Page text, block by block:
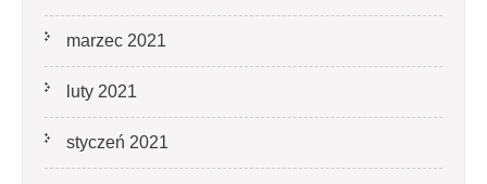
marzec 2021
luty 2021
styczeń 2021